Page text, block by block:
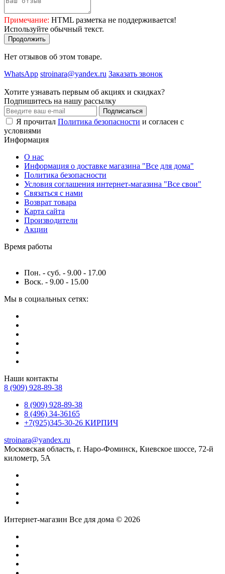
Примечание: HTML разметка не поддерживается!
Используйте обычный текст.
Продолжить
Нет отзывов об этом товаре.
WhatsApp stroinara@yandex.ru Заказать звонок
Хотите узнавать первым об акциях и скидках?
Подпишитесь на нашу рассылку
Подписаться
Я прочитал Политика безопасности и согласен с
условиями
Информация
О нас
Информация о доставке магазина "Все для дома"
Политика безопасности
Условия соглашения интернет-магазина "Все свои"
Связаться с нами
Возврат товара
Карта сайта
Производители
Акции
Время работы
Пон. - суб. - 9.00 - 17.00
Воск. - 9.00 - 15.00
Мы в социальных сетях:
Наши контакты
8 (909) 928-89-38
8 (909) 928-89-38
8 (496) 34-36165
+7(925)345-30-26 КИРПИЧ
stroinara@yandex.ru
Московская область, г. Наро-Фоминск, Киевское шоссе, 72-й
километр, 5А
Интернет-магазин Все для дома © 2026